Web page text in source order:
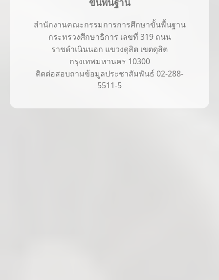
สำนักงานคณะกรรมการการศึกษาขั้นพื้นฐาน
กระทรวงศึกษาธิการ เลขที่ 319 ถนน
ราชดำเนินนอก แขวงดุสิต เขตดุสิต
กรุงเทพมหานคร 10300
ติดต่อสอบถามข้อมูลประชาสัมพันธ์ 02-288-
5511-5